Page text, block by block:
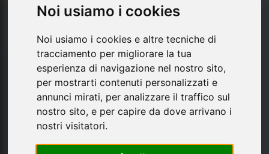
Noi usiamo i cookies
Noi usiamo i cookies e altre tecniche di
tracciamento per migliorare la tua
esperienza di navigazione nel nostro sito,
per mostrarti contenuti personalizzati e
annunci mirati, per analizzare il traffico sul
nostro sito, e per capire da dove arrivano i
nostri visitatori.
Dettagli
B-Able Galileo
Giovolley
STAGIONE
2025 - 2026